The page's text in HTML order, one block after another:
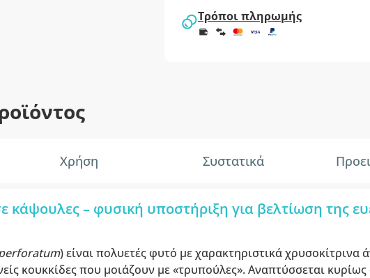
Τρόποι πληρωμής
Χρήση Συστατικά
κάψουλες – φυσική υποστήριξη για βελτίωση της
) είναι πολυετές φυτό με χαρακτηριστικά χρυσοκίτρινα
κουκκίδες που μοιάζουν με «τρυπούλες». Αναπτύσσεται